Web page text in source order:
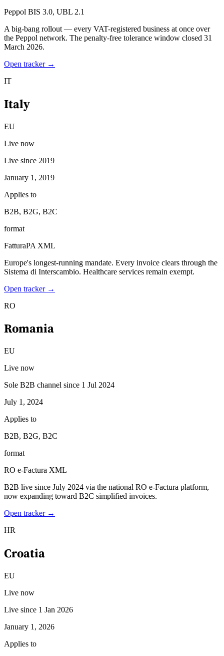
La fiscalité indirecte dans le commerce électronique
région du Golfe
fiscalité indirecte
Outils
Calculateur de VAT
venteVérificateur de numéro de VATSuivi des obligations de
facturation électronique
Experts
Peppol BIS 3.0, UBL 2.1
A big-bang rollout — every VAT-registered business at once over
the Peppol network. The penalty-free tolerance window closed 31
March 2026.
Open tracker →
IT
Italy
EU
Live now
Live since 2019
January 1, 2019
Applies to
B2B, B2G, B2C
format
FatturaPA XML
Europe's longest-running mandate. Every invoice clears through the
Sistema di Interscambio. Healthcare services remain exempt.
Open tracker →
RO
Romania
EU
Live now
Sole B2B channel since 1 Jul 2024
July 1, 2024
Applies to
B2B, B2G, B2C
format
RO e-Factura XML
B2B live since July 2024 via the national RO e-Factura platform,
now expanding toward B2C simplified invoices.
Open tracker →
HR
Croatia
EU
Live now
Live since 1 Jan 2026
January 1, 2026
Applies to